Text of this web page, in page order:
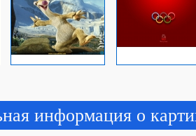
информация о